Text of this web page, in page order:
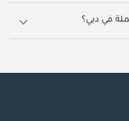
في دبي؟
في دبي 25,049.